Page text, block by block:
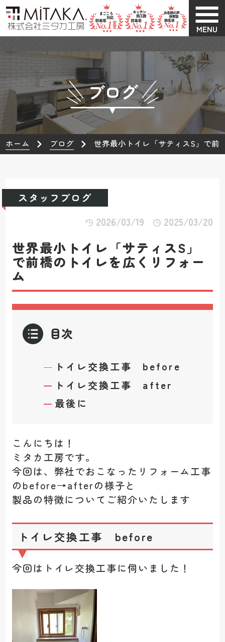
MENU
ブログ
ホーム ブログ 世界最小トイレ「サティスS」で前
スタッフブログ
2026/03/19
2025/03/20
世界最小トイレ「サティスS」
で前橋のトイレを広くリフォー
ム
目次
トイレ交換工事 before
トイレ交換工事 after
最後に
こんにちは！
ミタカ工房です。
今回は、弊社でおこなったリフォーム工事
のbefore→afterの様子と
製品の特徴についてご紹介いたします
トイレ交換工事 before
今回はトイレ交換工事に伺いました！